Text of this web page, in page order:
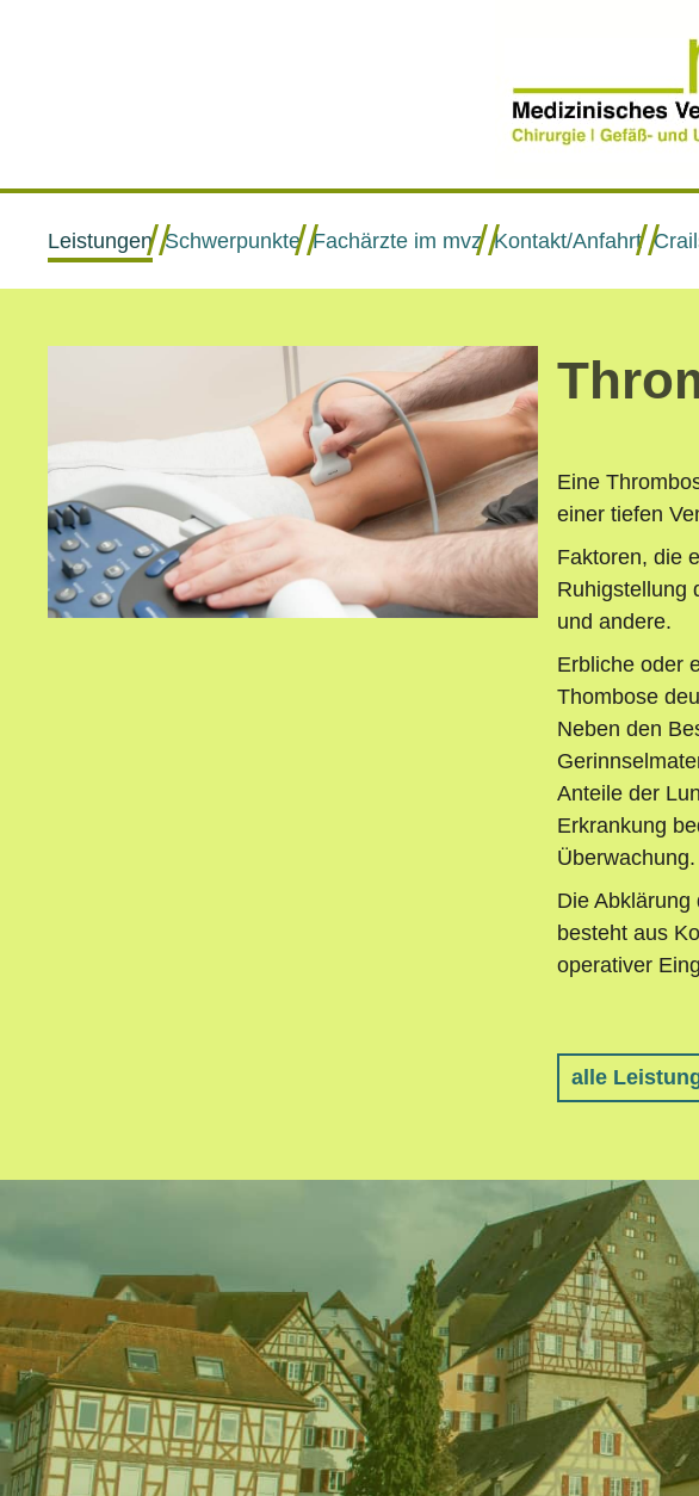
Leistungen//Schwerpunkte//Fachärzte im mvz//Kontakt/Anfahrt//
Eine
einer tiefen
Faktoren, die
Ruhigstellung
und andere.
Erbliche oder
Thombose
Neben den
Anteile der
Erkrankung
Überwachung.
Die
besteht aus
operativer
alle